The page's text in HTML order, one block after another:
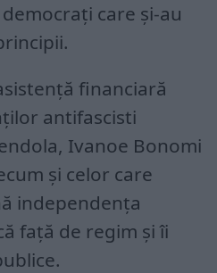
care și-au
financiară
antifascisti
Ivanoe Bonomi
și celor care
independența
față de regim și îi